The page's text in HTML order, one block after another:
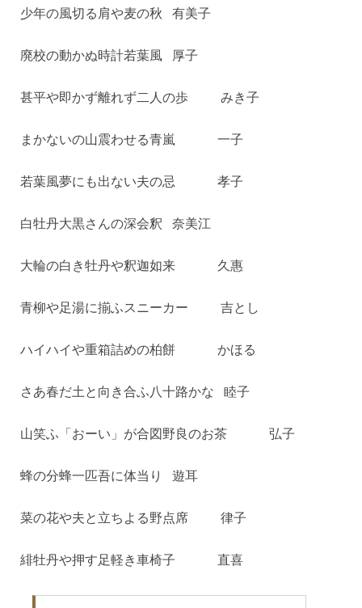
少年の風切る肩や麦の秋 有美子
廃校の動かぬ時計若葉風 厚子
甚平や即かず離れず二人の歩 みき子
まかないの山震わせる青嵐 一子
若葉風夢にも出ない夫の忌 孝子
白牡丹大黒さんの深会釈 奈美江
大輪の白き牡丹や釈迦如来 久惠
青柳や足湯に揃ふスニーカー 吉とし
ハイハイや重箱詰めの柏餅 かほる
さあ春だ土と向き合ふ八十路かな 睦子
山笑ふ「おーい」が合図野良のお茶 弘子
蜂の分蜂一匹吾に体当り 遊耳
菜の花や夫と立ちよる野点席 律子
緋牡丹や押す足軽き車椅子 直喜